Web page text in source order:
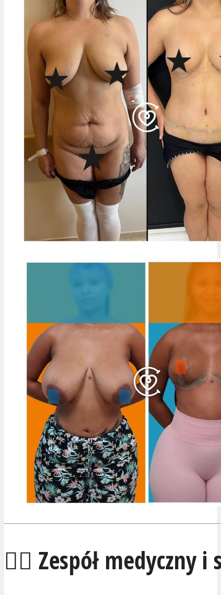
🧑‍⚕️ Zespół medyczny i